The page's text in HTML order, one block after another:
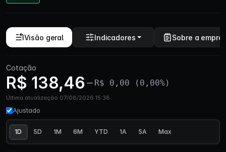
Visão geral Indicadores Sobre a
Cotação
R$ 138,46 R$ 0,00 (0,00%)
Última atualização 07/08/2026 15:38
Ajustado
1D 5D 1M 6M YTD 1A 5A Max